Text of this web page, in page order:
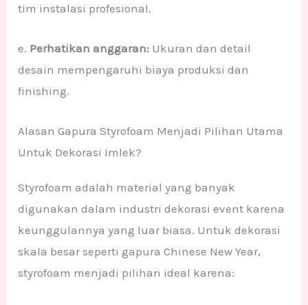
tim instalasi profesional.
e. Perhatikan anggaran: Ukuran dan detail
desain mempengaruhi biaya produksi dan
finishing.
Alasan Gapura Styrofoam Menjadi Pilihan Utama
Untuk Dekorasi Imlek?
Styrofoam adalah material yang banyak
digunakan dalam industri dekorasi event karena
keunggulannya yang luar biasa. Untuk dekorasi
skala besar seperti gapura Chinese New Year,
styrofoam menjadi pilihan ideal karena: